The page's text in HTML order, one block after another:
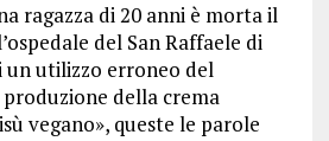
ragazza di 20 anni è morta il
del San Raffaele di
un utilizzo erroneo del
della crema
vegano», queste le parole